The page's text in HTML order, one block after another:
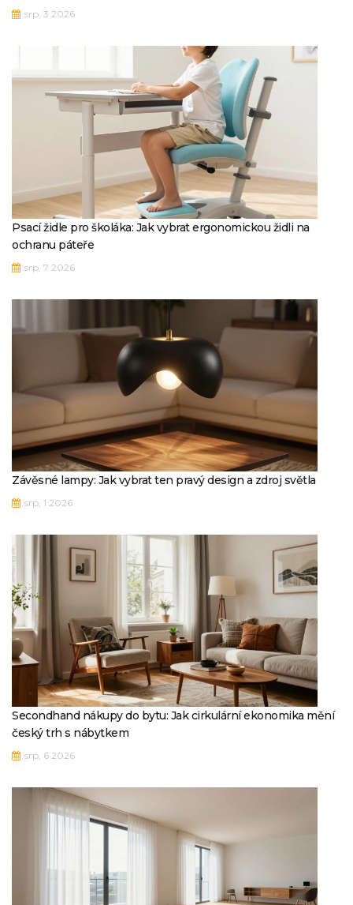
srp, 3 2026
Psací židle pro školáka: Jak vybrat ergonomickou židli na
ochranu páteře
srp, 7 2026
Závěsné lampy: Jak vybrat ten pravý design a zdroj světla
srp, 1 2026
Secondhand nákupy do bytu: Jak cirkulární ekonomika mění
český trh s nábytkem
srp, 6 2026